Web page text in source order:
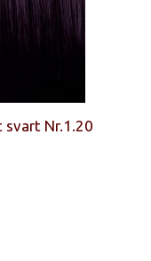
svart Nr.1.20